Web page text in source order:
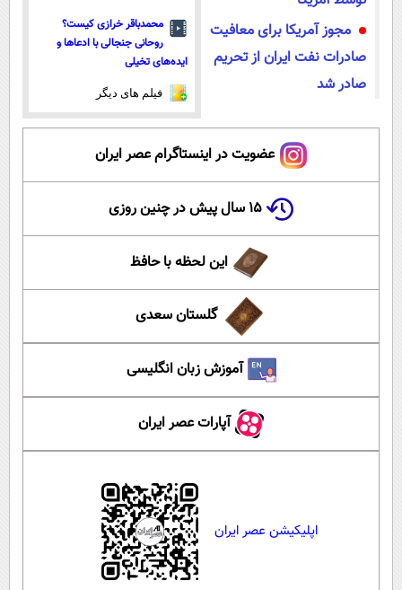
مجوز آمریکا برای معافیت
صادرات نفت ایران از تحریم
صادر شد
محمدباقر خرازی کیست؟
روحانی جنجالی با ادعاها و
ایده‌های تخیلی
فیلم های دیگر
عضویت در اینستاگرام عصر ایران
۱۵ سال پیش در چنین روزی
این لحظه با حافظ
گلستان سعدی
آموزش زبان انگلیسی
آپارات عصر ایران
اپلیکیشن عصر ایران